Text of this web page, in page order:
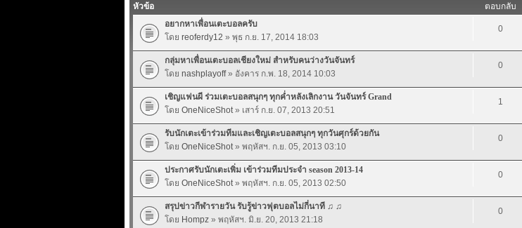
หัวข้อ ตอบกลับ
อยากหาเพื่อนเตะบอลครับ
โดย reoferdy12 » พุธ ก.ย. 17, 2014 18:03
0
กลุ่มหาเพื่อนเตะบอลเชียงใหม่ สำหรับคนว่างวันจันทร์
โดย nashplayoff» อังคาร ก.พ. 18, 2014 10:03
0
เชิญแฟนผี ร่วมเตะบอลสนุกๆ ทุกค่ำหลังเลิกงาน วันจันทร์ Grand
โดย OneNiceShot» เสาร์ ก.ย. 07, 2013 20:51
1
รับนักเตะเข้าร่วมทีมและเชิญเตะบอลสนุกๆ ทุกวันศุกร์ด้วยกัน
โดย OneNiceShot» พฤหัสฯ. ก.ย. 05, 2013 03:10
0
ประกาศรับนักเตะเพิ่ม เข้าร่วมทีมประจำ season 2013-14
โดย OneNiceShot» พฤหัสฯ. ก.ย. 05, 2013 02:50
0
สรุปข่าวกีฬารายวัน รับรู้ข่าวฟุตบอลไม่กี่นาที ♫ ♫
โดย Hompz» พฤหัสฯ. มิ.ย. 20, 2013 21:18
0